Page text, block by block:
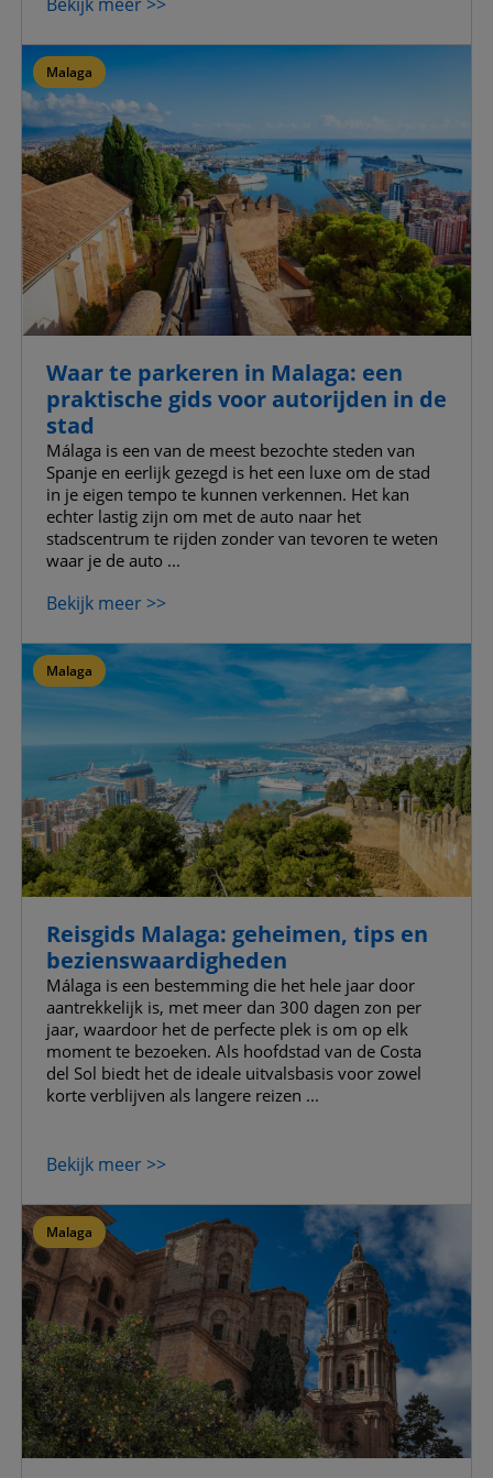
Malaga
Waar te parkeren in Malaga: een
praktische gids voor autorijden in de
stad
Málaga is een van de meest bezochte steden van
Spanje en eerlijk gezegd is het een luxe om de stad
in je eigen tempo te kunnen verkennen. Het kan
echter lastig zijn om met de auto naar het
stadscentrum te rijden zonder van tevoren te weten
waar je de auto ...
Bekijk meer >>
Malaga
Reisgids Malaga: geheimen, tips en
bezienswaardigheden
Málaga is een bestemming die het hele jaar door
aantrekkelijk is, met meer dan 300 dagen zon per
jaar, waardoor het de perfecte plek is om op elk
moment te bezoeken. Als hoofdstad van de Costa
del Sol biedt het de ideale uitvalsbasis voor zowel
korte verblijven als langere reizen ...
Bekijk meer >>
Malaga
Doelgroepgerichte cookies
Geavanceerde advertentiecookies
Mijn keuzes bevestigen
Alle toestaan